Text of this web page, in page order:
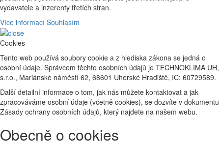
vydavatele a inzerenty třetích stran.
Více informací Souhlasím
Cookies
Tento web používá soubory cookie a z hlediska zákona se jedná o
osobní údaje. Správcem těchto osobních údajů je TECHNOKLIMA UH,
s.r.o., Mariánské náměstí 62, 68601 Uherské Hradiště, IČ: 60729589.
Další detailní informace o tom, jak nás můžete kontaktovat a jak
zpracováváme osobní údaje (včetně cookies), se dozvíte v dokumentu
Zásady ochrany osobních údajů, který najdete na našem webu.
Obecně o cookies